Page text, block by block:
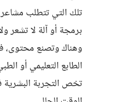
تلك التي تتطلب مشاعر
برمجة أو آلة لا تشعر
وهناك وتصنع محتوى،
الطابع التعليمي أو
تخص التجربة